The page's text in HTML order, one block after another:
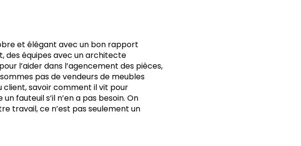
et élégant avec un bon rapport
des équipes avec un architecte
l’aider dans l’agencement des pièces,
pas de vendeurs de meubles
client, savoir comment il vit pour
fauteuil s’il n’en a pas besoin. On
travail, ce n’est pas seulement un